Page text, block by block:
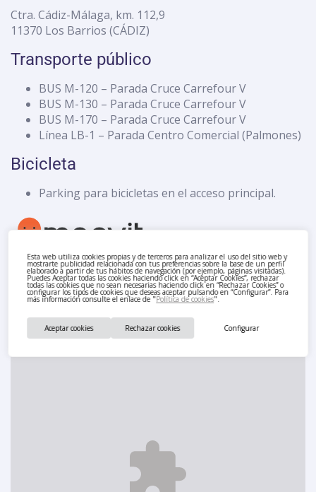
Esta web utiliza cookies propias y de terceros para analizar el uso del sitio web y
mostrarte publicidad relacionada con tus preferencias sobre la base de un perfil
elaborado a partir de tus hábitos de navegación (por ejemplo, páginas visitadas).
Puedes Aceptar todas las cookies haciendo click en “Aceptar Cookies”, rechazar
todas las cookies que no sean necesarias haciendo click en “Rechazar Cookies” o
configurar los tipos de cookies que deseas aceptar pulsando en “Configurar”. Para
más información consulte el enlace de "Política de cookies".
Configurar
Rechazar cookies
Aceptar cookies
Ctra. Cádiz-Málaga, km. 112,9
11370 Los Barrios (CÁDIZ)
Transporte público
BUS M-120 – Parada Cruce Carrefour V
BUS M-130 – Parada Cruce Carrefour V
BUS M-170 – Parada Cruce Carrefour V
Línea LB-1 – Parada Centro Comercial (Palmones)
Bicicleta
Parking para bicicletas en el acceso principal.